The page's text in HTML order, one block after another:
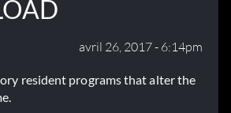
avril 26, 2017 - 6:14pm
resident programs that alter the